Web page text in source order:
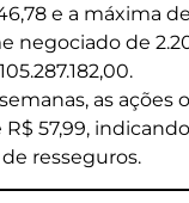
e a máxima
negociado de
as ações
R$ 57,99,
resseguros.